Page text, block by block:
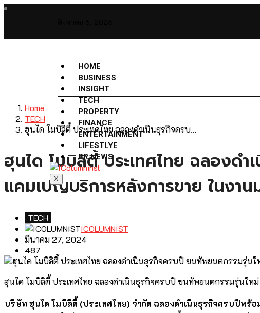
HOME
BUSINESS
INSIGHT
TECH
PROPERTY
FINANCE
ENTERTAINMENT
LIFESTLYE
PR NEWS
X
Home
TECH
ฮุนได โมบิลิตี้ ประเทศไทย ฉลองดำเนินธุรกิจครบ…
ฮุนได โมบิลิตี้ ประเทศไทย ฉลอง
แคมเปญบริการหลังการขาย ในงาน
TECH
ICOLUMNIST
มีนาคม 27, 2024
487
ฮุนได โมบิลิตี้ ประเทศไทย ฉลองดำเนินธุรกิจครบปี ขนทัพยนตกรรมรุ่นใ
บริษัท ฮุนได โมบิลิตี้ (ประเทศไทย) จำกัด ฉลองดำเนินธุรกิจครบปีพร้